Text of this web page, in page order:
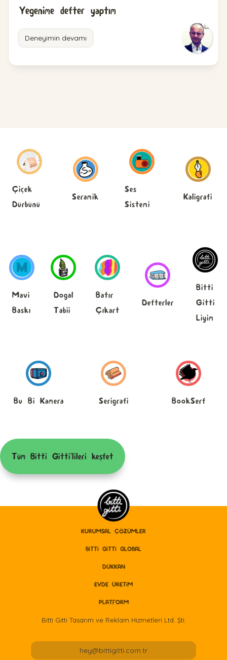
Yegenime defter yaptım
Deneyimin devamı
Çiçek
Dürbünü
Seramik
Ses
Sistemi
Kaligrafi
Mavi
Baskı
Dogal
Tabii
Batır
Çıkart
Defterler
Bitti
Gitti
Liyim
Bu Bi Kamera Serigrafi BookSerf
Tüm Bitti Gitti'lileri keşfet
KURUMSAL ÇÖZÜMLER
BITTI GITTI GLOBAL
DÜKKAN
EVDE ÜRETİM
PLATFORM
Bitti Gitti Tasarım ve Reklam Hizmetleri Ltd. Şti.
hey@bittigitti.com.tr